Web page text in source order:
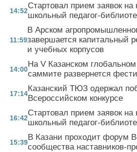
14:52
Стартовал прием заявок на
школьный педагог-
11:59
В Арском
завершается капитальный
и учебных корпусов
14:00
На V Казанском
саммите развернется
17:14
Казанский ТЮЗ одержал
Всероссийском конкурсе
16:42
Стартовал прием заявок на
школьный педагог-
15:39
В Казани проходит форум
сообщества наставников-